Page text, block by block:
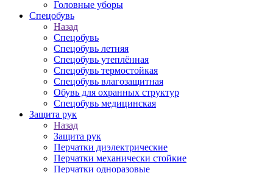
Головные уборы
Спецобувь
Назад
Спецобувь
Спецобувь летняя
Спецобувь утеплённая
Спецобувь термостойкая
Спецобувь влагозащитная
Обувь для охранных структур
Спецобувь медицинская
Защита рук
Назад
Защита рук
Перчатки диэлектрические
Перчатки механически стойкие
Перчатки одноразовые